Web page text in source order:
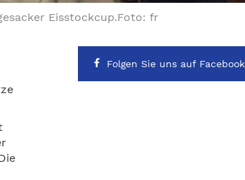
Eisstockcup.Foto: fr
Folgen Sie uns auf Facebook